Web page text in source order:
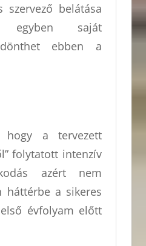
szervező belátása
saját
ebben a
hogy a tervezett
folytatott intenzív
azért nem
háttérbe a sikeres
évfolyam előtt